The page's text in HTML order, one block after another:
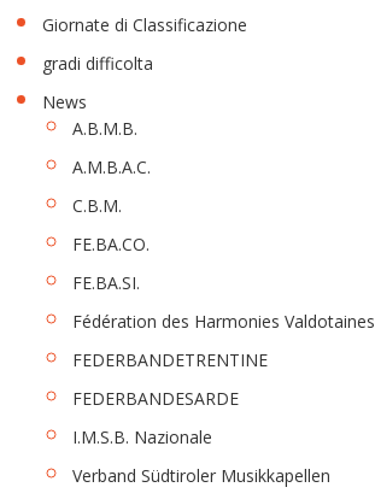
Giornate di Classificazione
gradi difficolta
News
A.B.M.B.
A.M.B.A.C.
C.B.M.
FE.BA.CO.
FE.BA.SI.
Fédération des Harmonies Valdotaines
FEDERBANDETRENTINE
FEDERBANDESARDE
I.M.S.B. Nazionale
Verband Südtiroler Musikkapellen